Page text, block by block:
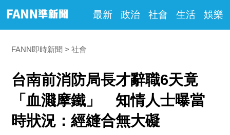
最新 政治 社會 生活 娛樂
FANN即時新聞 社會
台南前消防局長才辭職6天竟
「血濺摩鐵」 知情人士曝當
時狀況：經縫合無大礙